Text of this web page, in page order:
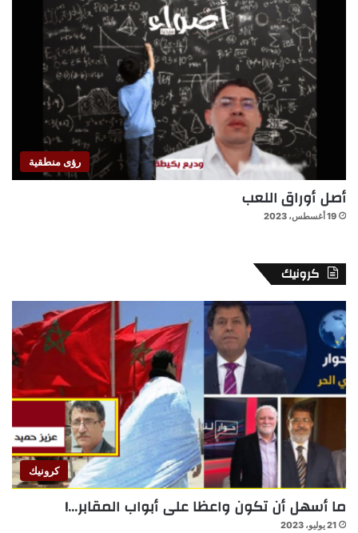
رؤى منطقية
أصل أوراق اللعب
19 أغسطس، 2023
كرونيك
كرونيك
ما أسهل أن تكون واعظا على أبواب المقابر…!
21 يوليو، 2023